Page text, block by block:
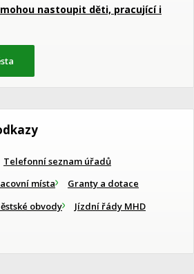
nastoupit děti, pracující i
Telefonní seznam úřadů
místa
Granty a dotace
obvody Jízdní řády MHD